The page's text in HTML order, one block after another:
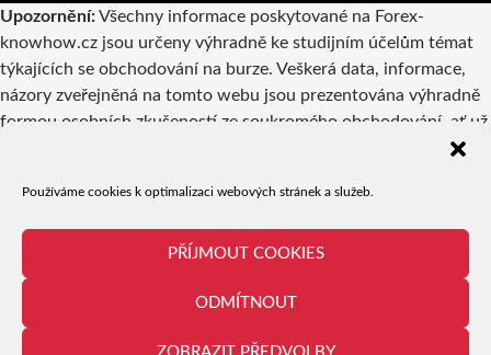
Upozornění:Všechny informace poskytované na Forex-
knowhow.cz jsou určeny výhradně ke studijním účelům témat
týkajících se obchodování na burze. Veškerá data, informace,
názory zveřejněná na tomto webu jsou prezentována výhradně
formou osobních zkušeností ze soukromého obchodování, ať už
produkty či obchodní příležitosti, nelze to v žádném případě
považovat za reklamu či doporučení a jejich případné využití je
tedy výhradně věcí odpovědnosti a uvážení uživatele.
Provozovatel serveru ani jednotliví autoři nejsou registrovanými
brokery či investičním poradcem ani makléřem. Obchodování je
spojeno s velice vysokou mírou rizika a proto není vhodné pro
Používáme cookies k optimalizaci webových stránek a služeb.
PŘÍJMOUT COOKIES
ODMÍTNOUT
ZOBRAZIT PŘEDVOLBY